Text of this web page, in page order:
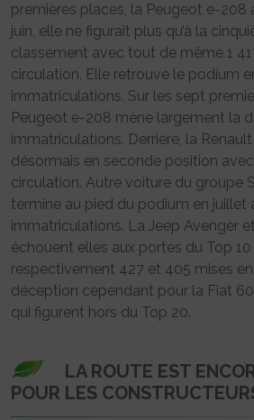
premières places, la Peugeot e-208
juin, elle ne figurait plus qu’à la
classement avec tout de même 1
circulation. Elle retrouve le podium
immatriculations. Sur les sept
Peugeot e-208 mène largement la
immatriculations. Derrière, la
désormais en seconde position
circulation. Autre voiture du groupe
termine au pied du podium en juillet
immatriculations. La Jeep Avenger
échouent elles aux portes du Top
respectivement 427 et 405 mises
déception cependant pour la Fiat
qui figurent hors du Top 20.
LA ROUTE EST
POUR LES